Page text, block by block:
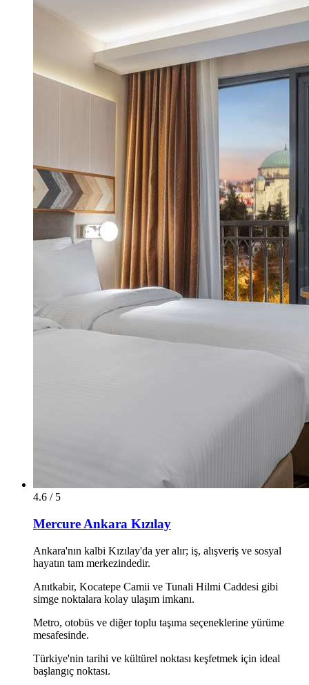
4.6 / 5
Mercure Ankara Kızılay
Ankara'nın kalbi Kızılay'da yer alır; iş, alışveriş ve sosyal
hayatın tam merkezindedir.
Anıtkabir, Kocatepe Camii ve Tunali Hilmi Caddesi gibi
simge noktalara kolay ulaşım imkanı.
Metro, otobüs ve diğer toplu taşıma seçeneklerine yürüme
mesafesinde.
Türkiye'nin tarihi ve kültürel noktası keşfetmek için ideal
başlangıç noktası.